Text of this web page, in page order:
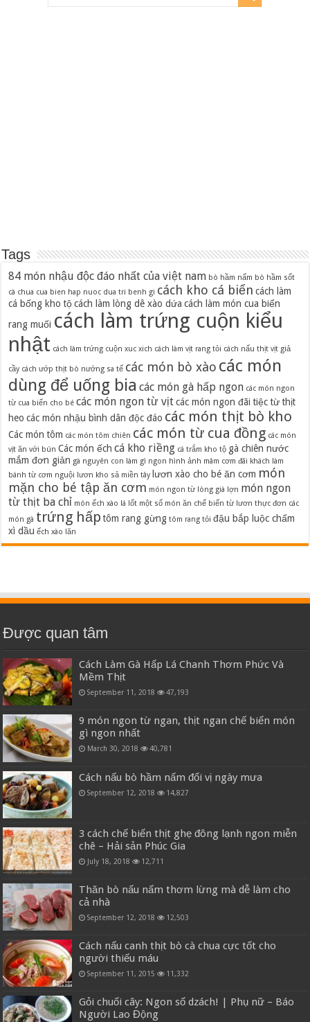
Tags
84 món nhậu độc đáo nhất của việt nam bò hầm nấm bò hầm sốt
cà chua cua bien hap nuoc dua tri benh gi cách kho cá biển cách làm
cá bống kho tộ cách làm lòng dê xào dứa cách làm món cua biển
rang muối cách làm trứng cuộn kiểu
nhật cách làm trứng cuộn xuc xich cách làm vịt rang tỏi cách nấu thịt vịt giả
cầy cách ướp thịt bò nướng sa tế các món bò xào các món
dùng để uống bia các món gà hấp ngon các món ngon
từ cua biển cho bé các món ngon từ vịt các món ngon đãi tiệc từ thịt
heo các món nhậu bình dân độc đáo các món thịt bò kho
Các món tôm các món tôm chiên các món từ cua đồng các món
vịt ăn với bún Các món ếch cá kho riềng cá trắm kho tộ gà chiên nước
mắm đơn giản gà nguyên con làm gì ngon hình ảnh mâm cơm đãi khách làm
bánh từ cơm nguội lươn kho sả miền tây lươn xào cho bé ăn cơm món
mặn cho bé tập ăn cơm món ngon từ lòng già lợn món ngon
từ thịt ba chỉ món ếch xào lá lốt một số món ăn chế biến từ lươn thực đơn các
món gà trứng hấp tôm rang gừng tôm rang tỏi đậu bắp luộc chấm
xì dầu ếch xào lăn
Được quan tâm
Cách Làm Gà Hấp Lá Chanh Thơm Phức Và
Mềm Thịt
September 11, 2018 47,193
9 món ngon từ ngan, thịt ngan chế biến món
gì ngon nhất
March 30, 2018 40,781
Cách nấu bò hầm nấm đổi vị ngày mưa
September 12, 2018 14,827
3 cách chế biến thịt ghẹ đông lạnh ngon miễn
chê – Hải sản Phúc Gia
July 18, 2018 12,711
Thăn bò nấu nấm thơm lừng mà dễ làm cho
cả nhà
September 12, 2018 12,503
Cách nấu canh thịt bò cà chua cực tốt cho
người thiếu máu
September 11, 2015 11,332
Gỏi chuối cây: Ngon số dzách! | Phụ nữ – Báo
Người Lao Động